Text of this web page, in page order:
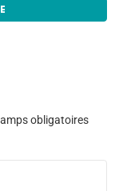
obligatoires